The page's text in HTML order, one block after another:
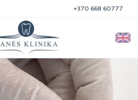
+370 668 60777